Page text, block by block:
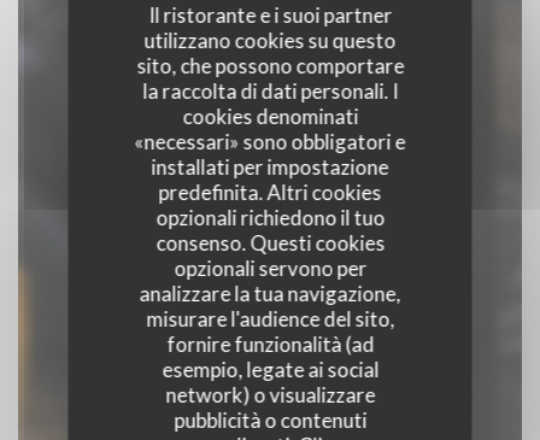
Il ristorante e i suoi partner
utilizzano cookies su questo
sito, che possono comportare
la raccolta di dati personali. I
cookies denominati
«necessari» sono obbligatori e
installati per impostazione
predefinita. Altri cookies
opzionali richiedono il tuo
consenso. Questi cookies
opzionali servono per
analizzare la tua navigazione,
misurare l'audience del sito,
fornire funzionalità (ad
esempio, legate ai social
network) o visualizzare
pubblicità o contenuti
SATINE & BODANDY
auparavant Julien